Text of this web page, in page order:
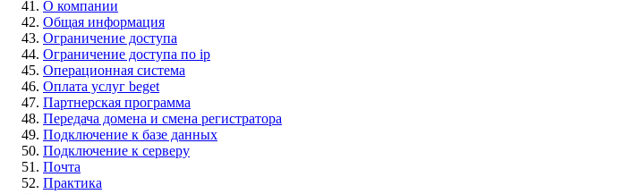
О компании
Общая информация
Ограничение доступа
Ограничение доступа по ip
Операционная система
Оплата услуг beget
Партнерская программа
Передача домена и смена регистратора
Подключение к базе данных
Подключение к серверу
Почта
Практика